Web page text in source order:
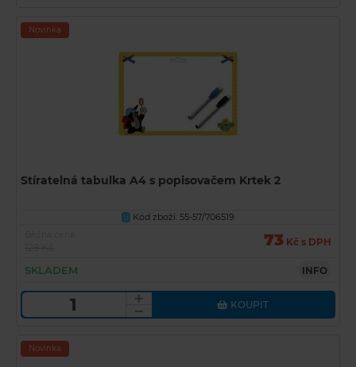
Novinka
Stíratelná tabulka A4 s popisovačem Krtek 2
U
Kód zboží: 55-57/706519
73 Kč s DPH
SKLADEM INFO
KOUPIT
Novinka